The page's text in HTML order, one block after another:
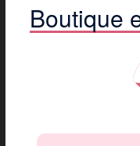
Boutique